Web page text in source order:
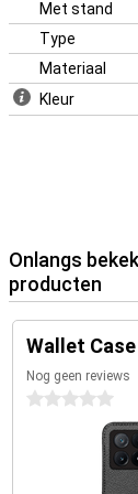
Met stand
Type
Materiaal
Kleur
Onlangs
producten
Wallet
Nog geen reviews
0 sterren